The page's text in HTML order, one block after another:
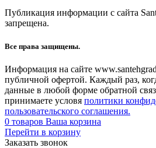
Публикация информации с сайта
запрещена.
Все права защищены.
Информация на сайте
публичной офертой. Каждый раз,
данные в любой форме обратной
принимаете условя политики
пользовательского соглашения.
0 товаров Ваша корзина
Перейти в корзину
Заказать звонок